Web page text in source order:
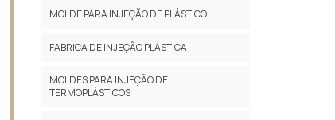
MOLDE PARA INJEÇÃO DE PLÁSTICO
FABRICA DE INJEÇÃO PLÁSTICA
MOLDES PARA INJEÇÃO DE
TERMOPLÁSTICOS